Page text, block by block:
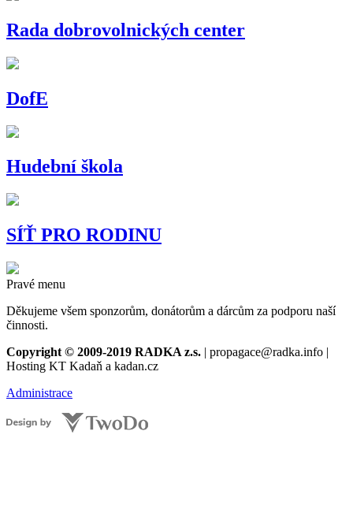
Rada dobrovolnických center
DofE
Hudební škola
SÍŤ PRO RODINU
Pravé menu
Děkujeme všem sponzorům, donátorům a dárcům za podporu naší
činnosti.
Copyright © 2009-2019 RADKA z.s. | propagace@radka.info |
Hosting KT Kadaň a kadan.cz
Administrace